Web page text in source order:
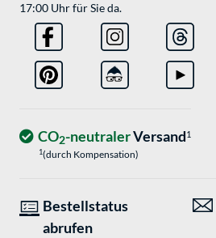
17:00 Uhr für Sie da.
CO2-neutralerVersand1
1(durch Kompensation)
Bestellstatus
abrufen